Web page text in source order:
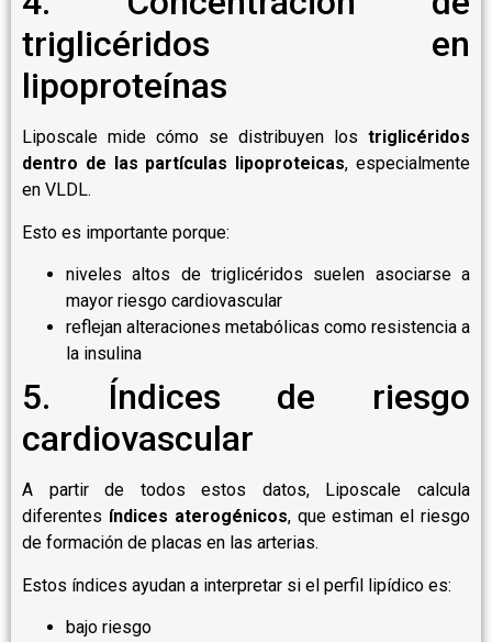
triglicéridos en
lipoproteínas
Liposcale mide cómo se distribuyen los triglicéridos
dentro de las partículas lipoproteicas, especialmente
en VLDL.
Esto es importante porque:
niveles altos de triglicéridos suelen asociarse a
mayor riesgo cardiovascular
reflejan alteraciones metabólicas como resistencia a
la insulina
5. Índices de riesgo
cardiovascular
A partir de todos estos datos, Liposcale calcula
diferentes índices aterogénicos, que estiman el riesgo
de formación de placas en las arterias.
Estos índices ayudan a interpretar si el perfil lipídico es:
bajo riesgo